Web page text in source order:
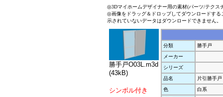
◎3Dマイホームデザイナー用の素材(パーツ/テクス
◎画像をドラッグ＆ドロップしてダウンロードす
示されていないデータはダウンロードできません。
勝手戸O03L.m3d
(43kB)
シンボル付き
分類
勝手戸
メーカー
シリーズ
品名
片引勝手戸
色
白系